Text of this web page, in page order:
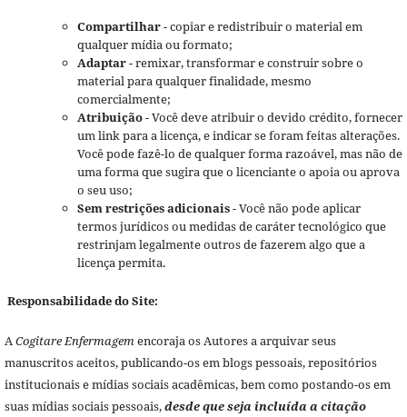
Compartilhar- copiar e redistribuir o material em
qualquer mídia ou formato;
Adaptar- remixar, transformar e construir sobre o
material para qualquer finalidade, mesmo
comercialmente;
Atribuição- Você deve atribuir o devido crédito, fornecer
um link para a licença, e indicar se foram feitas alterações.
Você pode fazê-lo de qualquer forma razoável, mas não de
uma forma que sugira que o licenciante o apoia ou aprova
o seu uso;
Sem restrições adicionais- Você não pode aplicar
termos jurídicos ou medidas de caráter tecnológico que
restrinjam legalmente outros de fazerem algo que a
licença permita.
Responsabilidade do Site:
ACogitare Enfermagemencoraja os Autores a arquivar seus
manuscritos aceitos, publicando-os em blogs pessoais, repositórios
institucionais e mídias sociais acadêmicas, bem como postando-os em
suas mídias sociais pessoais,desde que seja incluída a citação